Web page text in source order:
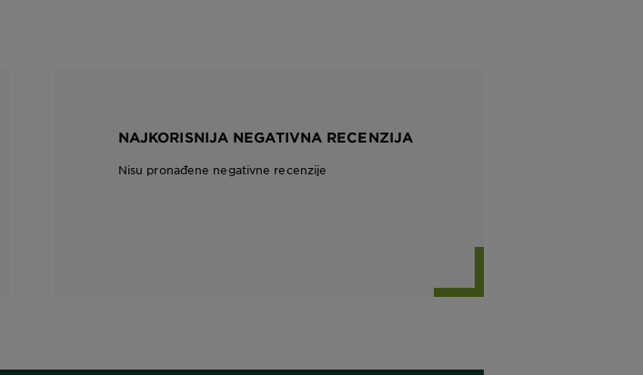
NAJKORISNIJA NEGATIVNA RECENZIJA
Nisu pronađene negativne recenzije